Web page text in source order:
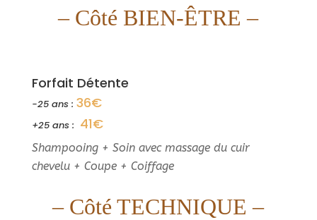
– Côté BIEN-ÊTRE –
Forfait Détente
-25 ans : 36€
+25 ans : 41€
Shampooing + Soin avec massage du cuir
chevelu + Coupe + Coiffage
– Côté TECHNIQUE –